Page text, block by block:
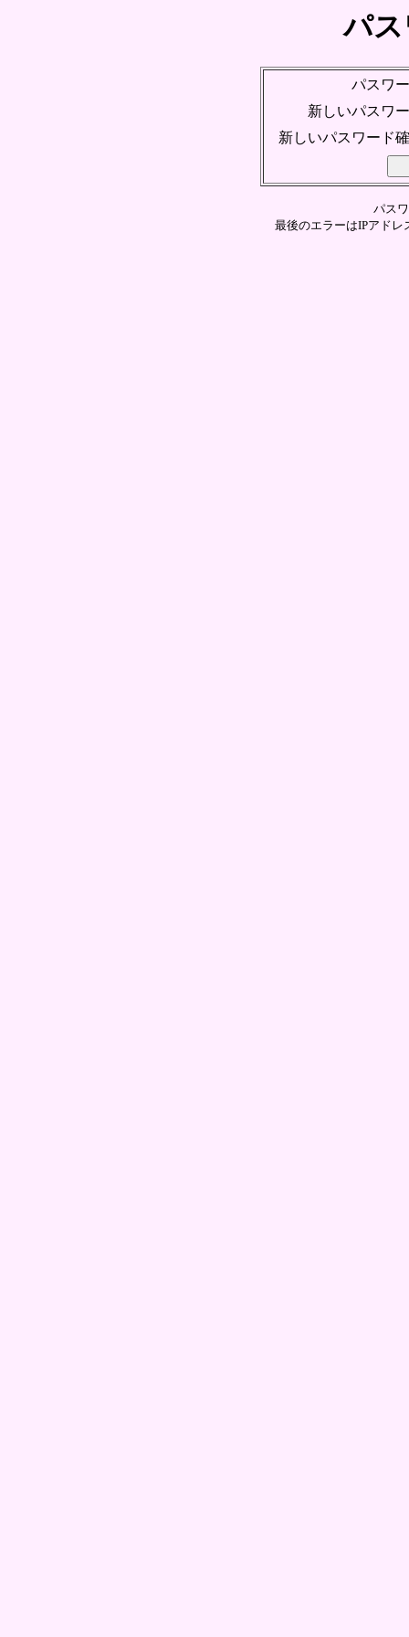
パ
パスワ
新しいパスワ
新しいパスワード
パス
最後のエラーはIPアドレ